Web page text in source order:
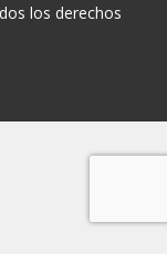
los derechos